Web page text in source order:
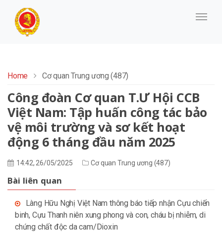
Home Cơ quan Trung ương (487)
Công đoàn Cơ quan T.Ư Hội CCB
Việt Nam: Tập huấn công tác bảo
vệ môi trường và sơ kết hoạt
động 6 tháng đầu năm 2025
14:42, 26/05/2025 Cơ quan Trung ương (487)
Bài liên quan
Làng Hữu Nghị Việt Nam thông báo tiếp nhận Cựu chiến
binh, Cựu Thanh niên xung phong và con, cháu bị nhiễm, di
chứng chất độc da cam/Dioxin